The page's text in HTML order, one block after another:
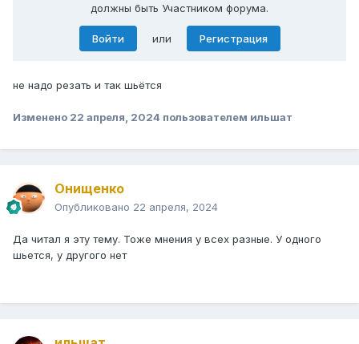
должны быть Участником форума.
Войти или Регистрация
не надо резать и так шьётся
Изменено 22 апреля, 2024 пользователем ильшат
Онищенко
Опубликовано 22 апреля, 2024
Да читал я эту тему. Тоже мнения у всех разные. У одного
шьется, у другого нет